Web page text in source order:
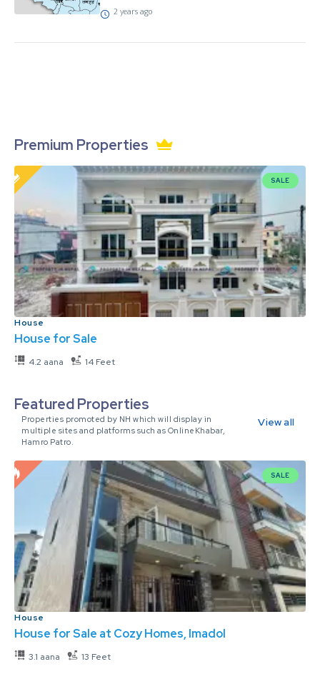
2 years ago
Premium Properties
SALE
House
House for Sale
4.2 aana 14 Feet
Featured Properties
Properties promoted by NH which will display in
multiple sites and platforms such as OnlineKhabar,
Hamro Patro.
View all
SALE
House
House for Sale at Cozy Homes, Imadol
3.1 aana 13 Feet